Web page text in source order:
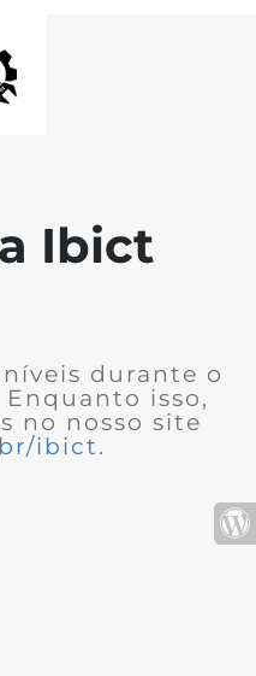
Ibict
durante o
isso,
no nosso site
ibict.